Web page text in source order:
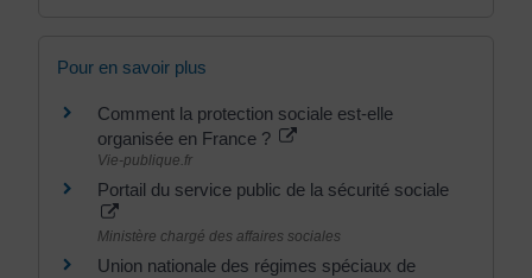
Pour en savoir plus
Comment la protection sociale est-elle
organisée en France ?
Vie-publique.fr
Portail du service public de la sécurité sociale
Ministère chargé des affaires sociales
Union nationale des régimes spéciaux de